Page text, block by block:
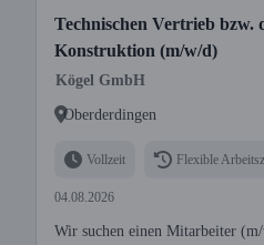
Technischen Vertrieb bzw.
Konstruktion (m/w/d)
Kögel GmbH
Oberderdingen
Vollzeit Flexible
04.08.2026
Wir suchen einen Mitarbeiter